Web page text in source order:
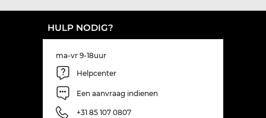
HULP NODIG?
ma-vr 9-18uur
Helpcenter
Een aanvraag indienen
+31 85 107 0807